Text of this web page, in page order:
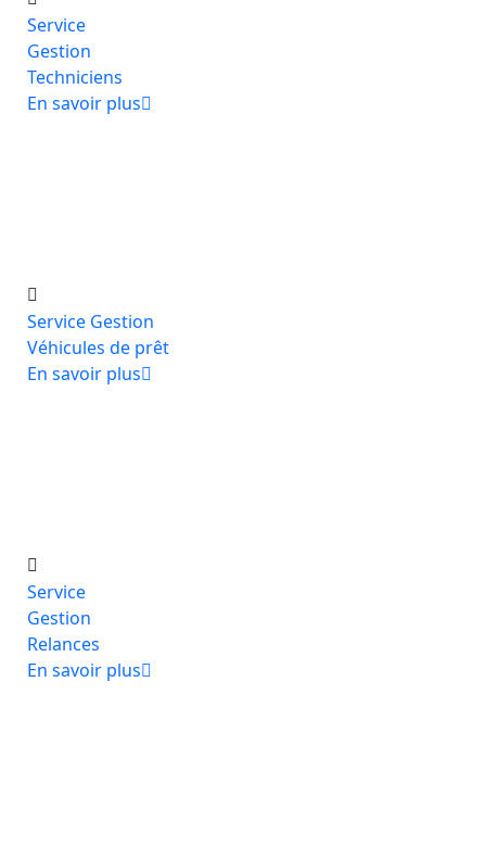
Service
Gestion
Techniciens
En savoir plus
Service Gestion
Véhicules de prêt
En savoir plus
Service
Gestion
Relances
En savoir plus